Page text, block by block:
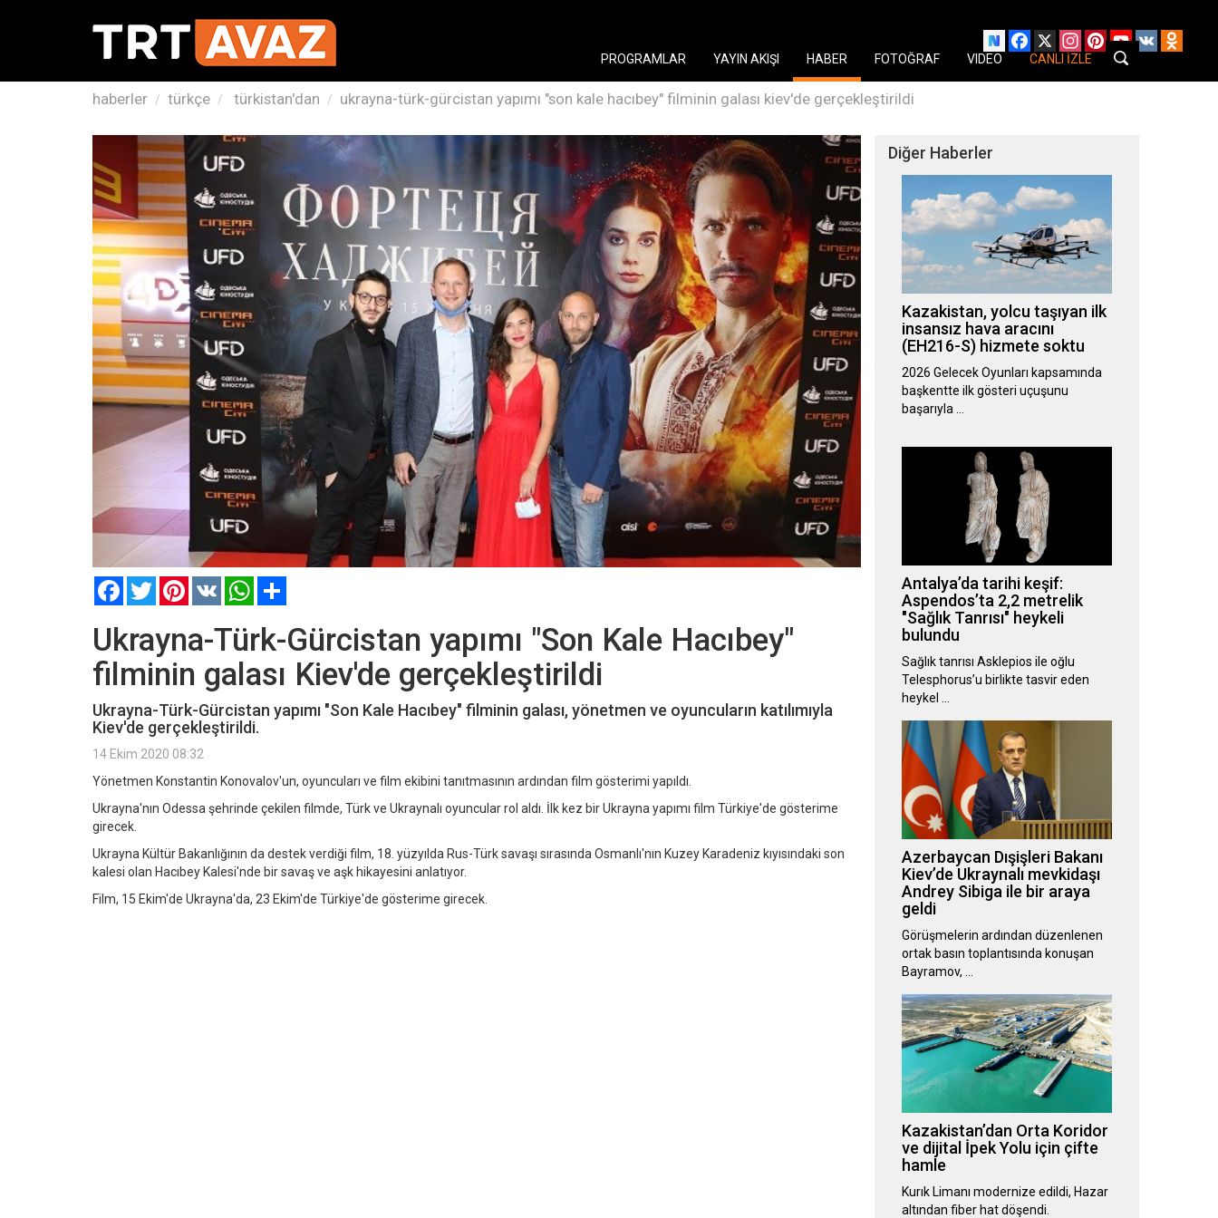
Facebook
X Instagram
PinterestYouTube
VK
PROGRAMLAR
YAYIN AKIŞI HABER FOTOĞRAF VIDEO CANLI İZLE
haberler türkçe türkistan'dan ukrayna-türk-gürcistan yapımı "son kale hacıbey" filminin galası kiev'de gerçekleştirildi
FacebookTwitterPinterest
VK WhatsApp
Ukrayna-Türk-Gürcistan yapımı "Son Kale Hacıbey"
filminin galası Kiev'de gerçekleştirildi
Ukrayna-Türk-Gürcistan yapımı "Son Kale Hacıbey" filminin galası, yönetmen ve oyuncuların katılımıyla
Kiev'de gerçekleştirildi.
14 Ekim 2020 08:32
Yönetmen Konstantin Konovalov'un, oyuncuları ve film ekibini tanıtmasının ardından film gösterimi yapıldı.
Ukrayna'nın Odessa şehrinde çekilen filmde, Türk ve Ukraynalı oyuncular rol aldı. İlk kez bir Ukrayna yapımı film Türkiye'de gösterime
girecek.
Ukrayna Kültür Bakanlığının da destek verdiği film, 18. yüzyılda Rus-Türk savaşı sırasında Osmanlı'nın Kuzey Karadeniz kıyısındaki son
kalesi olan Hacıbey Kalesi'nde bir savaş ve aşk hikayesini anlatıyor.
Film, 15 Ekim'de Ukrayna'da, 23 Ekim'de Türkiye'de gösterime girecek.
Diğer Haberler
Kazakistan, yolcu taşıyan ilk
insansız hava aracını
(EH216-S) hizmete soktu
2026 Gelecek Oyunları kapsamında
başkentte ilk gösteri uçuşunu
başarıyla …
Antalya’da tarihi keşif:
Aspendos’ta 2,2 metrelik
"Sağlık Tanrısı" heykeli
bulundu
Sağlık tanrısı Asklepios ile oğlu
Telesphorus’u birlikte tasvir eden
heykel …
Azerbaycan Dışişleri Bakanı
Kiev’de Ukraynalı mevkidaşı
Andrey Sibiga ile bir araya
geldi
Görüşmelerin ardından düzenlenen
ortak basın toplantısında konuşan
Bayramov, …
Kazakistan’dan Orta Koridor
ve dijital İpek Yolu için çifte
hamle
Kurık Limanı modernize edildi, Hazar
altından fiber hat döşendi.